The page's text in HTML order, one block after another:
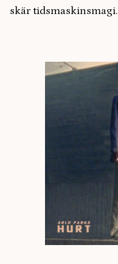
skär tidsmaskinsmagi.